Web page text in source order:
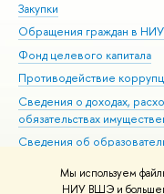
Мы используем
НИУ ВШЭ и
Закупки
Обращения граждан в
Фонд целевого капитала
Противодействие
Сведения о доходах,
обязательствах
Сведения об
Людям с ограниченными
Единая платежная страница